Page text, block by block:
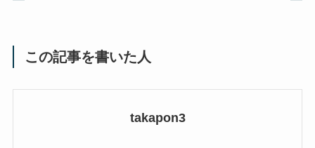
この記事を書いた人
takapon3